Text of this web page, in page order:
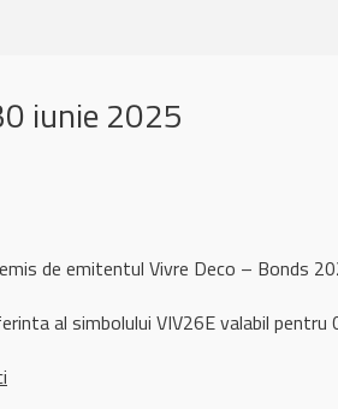
iunie 2025
de emitentul Vivre Deco – Bonds
al simbolului VIV26E valabil